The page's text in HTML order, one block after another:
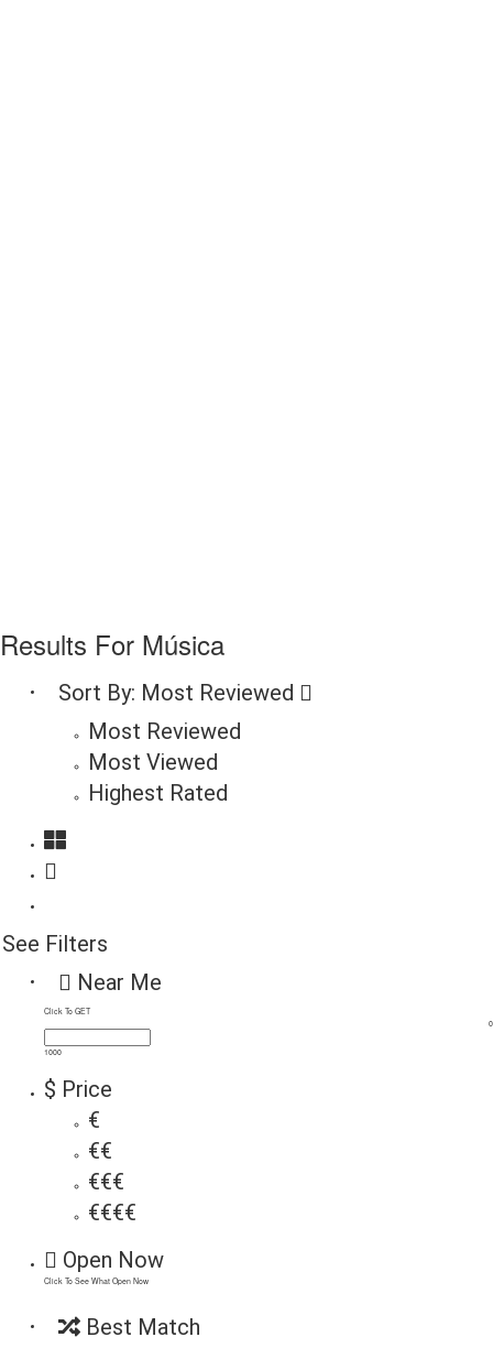
Results For Música
Sort By: Most Reviewed
Most Reviewed
Most Viewed
Highest Rated
See Filters
Near Me
Click To GET
0
1000
$ Price
€
€€
€€€
€€€€
Open Now
Click To See What Open Now
Best Match